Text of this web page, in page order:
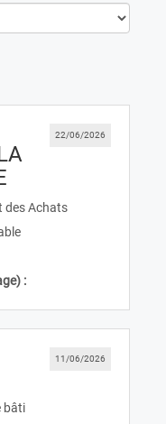
22/06/2026
des Achats
:
11/06/2026
bâti